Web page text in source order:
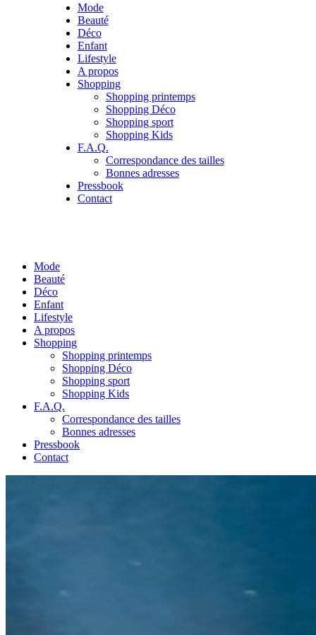
Mode
Beauté
Déco
Enfant
Lifestyle
A propos
Shopping
Shopping printemps
Shopping Déco
Shopping sport
Shopping Kids
F.A.Q.
Correspondance des tailles
Bonnes adresses
Pressbook
Contact
Mode
Beauté
Déco
Enfant
Lifestyle
A propos
Shopping
Shopping printemps
Shopping Déco
Shopping sport
Shopping Kids
F.A.Q.
Correspondance des tailles
Bonnes adresses
Pressbook
Contact